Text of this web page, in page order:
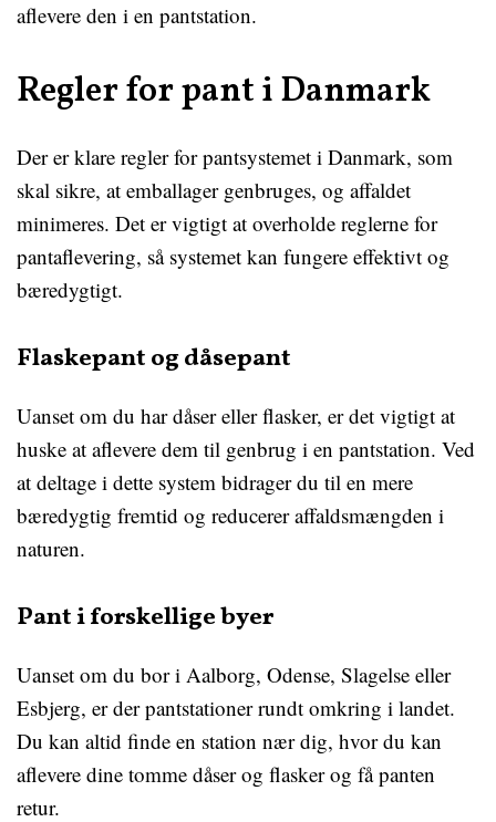
aflevere den i en pantstation.
Regler for pant i Danmark
Der er klare regler for pantsystemet i Danmark, som
skal sikre, at emballager genbruges, og affaldet
minimeres. Det er vigtigt at overholde reglerne for
pantaflevering, så systemet kan fungere effektivt og
bæredygtigt.
Flaskepant og dåsepant
Uanset om du har dåser eller flasker, er det vigtigt at
huske at aflevere dem til genbrug i en pantstation. Ved
at deltage i dette system bidrager du til en mere
bæredygtig fremtid og reducerer affaldsmængden i
naturen.
Pant i forskellige byer
Uanset om du bor i Aalborg, Odense, Slagelse eller
Esbjerg, er der pantstationer rundt omkring i landet.
Du kan altid finde en station nær dig, hvor du kan
aflevere dine tomme dåser og flasker og få panten
retur.